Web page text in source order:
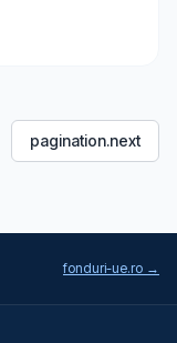
pagination.next
fonduri-ue.ro →